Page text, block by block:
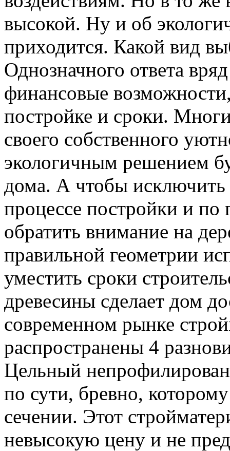
высокой. Ну и об
приходится. Какой вид
Однозначного ответа
финансовые
постройке и сроки.
своего собственного
экологичным решением
дома. А чтобы
процессе постройки и
обратить внимание на
правильной геометрии
уместить сроки
древесины сделает дом
современном рынке
распространены 4
Цельный
по сути, бревно,
сечении. Этот
невысокую цену и не